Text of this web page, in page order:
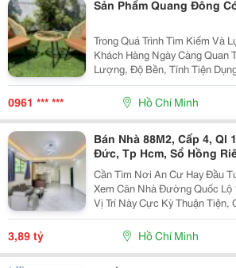
Sản Phẩm Quang Đông
Trong Quá Trình Tìm Kiếm Và
Khách Hàng Ngày Càng Quan
Lượng, Độ Bền, Tính Tiện
Thay Vì Chỉ Dựa Vào Quảng
Người Bán, Nhiều Người Có
Thông Tin...
0961 *** *** Hồ Chí Minh
Bán Nhà 88M2, Cấp 4, Ql
Đức, Tp Hcm, Sổ Hồng
Cần Tìm Nơi An Cư Hay Đầu
Xem Căn Nhà Đường Quốc
Vị Trí Này Cực Kỳ Thuận Tiện,
Nhanh Chóng, Cực Kỳ Phù
3,89 tỷ Hồ Chí Minh